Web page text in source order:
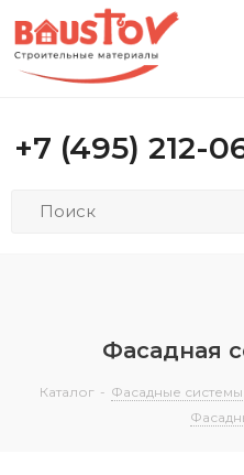
+7 (495) 212-
Фасадная
Каталог - Фасадные системы